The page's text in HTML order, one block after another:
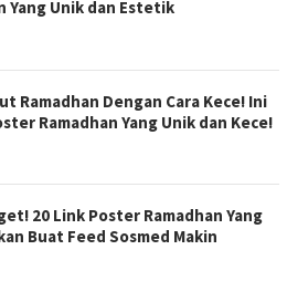
Yang Unik dan Estetik
Ramadhan Dengan Cara Kece! Ini
Ramadhan Yang Unik dan Kece!
20 Link Poster Ramadhan Yang
Buat Feed Sosmed Makin